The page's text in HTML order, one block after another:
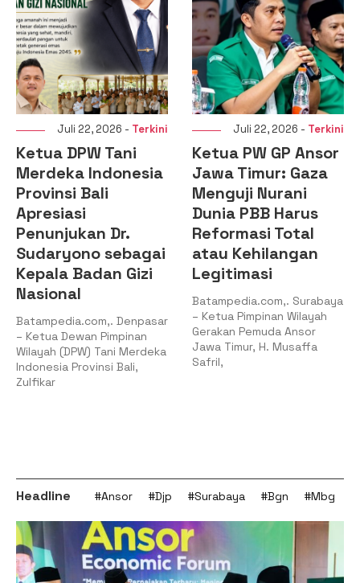
Juli 22, 2026 - Terkini
Ketua DPW Tani
Merdeka Indonesia
Provinsi Bali
Apresiasi
Penunjukan Dr.
Sudaryono sebagai
Kepala Badan Gizi
Nasional
Batampedia.com,. Denpasar
– Ketua Dewan Pimpinan
Wilayah (DPW) Tani Merdeka
Indonesia Provinsi Bali,
Zulfikar
Juli 22, 2026 - Terkini
Ketua PW GP Ansor
Jawa Timur: Gaza
Menguji Nurani
Dunia PBB Harus
Reformasi Total
atau Kehilangan
Legitimasi
Batampedia.com,. Surabaya
– Ketua Pimpinan Wilayah
Gerakan Pemuda Ansor
Jawa Timur, H. Musaffa
Safril,
Headline #Ansor #Djp #Surabaya #Bgn #Mbg